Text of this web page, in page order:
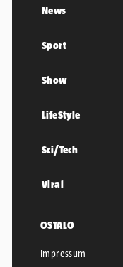
News
Sport
Show
LifeStyle
Sci/Tech
Viral
OSTALO
Impressum